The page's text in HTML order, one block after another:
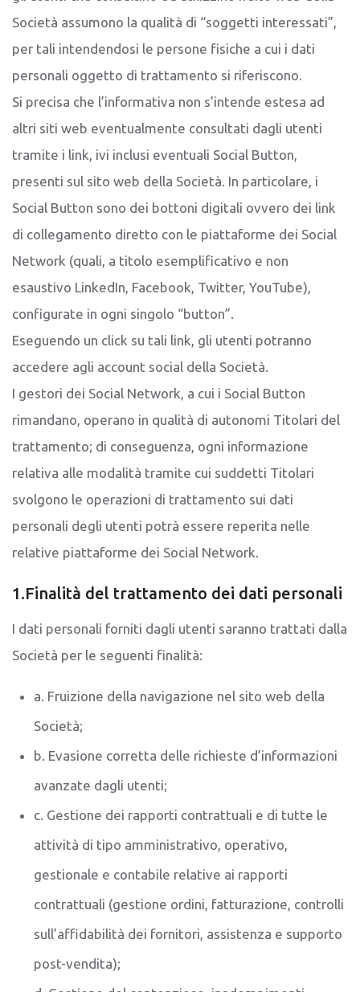
Società assumono la qualità di “soggetti interessati”,
per tali intendendosi le persone fisiche a cui i dati
personali oggetto di trattamento si riferiscono.
Si precisa che l’informativa non s’intende estesa ad
altri siti web eventualmente consultati dagli utenti
tramite i link, ivi inclusi eventuali Social Button,
presenti sul sito web della Società. In particolare, i
Social Button sono dei bottoni digitali ovvero dei link
di collegamento diretto con le piattaforme dei Social
Network (quali, a titolo esemplificativo e non
esaustivo LinkedIn, Facebook, Twitter, YouTube),
configurate in ogni singolo “button”.
Eseguendo un click su tali link, gli utenti potranno
accedere agli account social della Società.
I gestori dei Social Network, a cui i Social Button
rimandano, operano in qualità di autonomi Titolari del
trattamento; di conseguenza, ogni informazione
relativa alle modalità tramite cui suddetti Titolari
svolgono le operazioni di trattamento sui dati
personali degli utenti potrà essere reperita nelle
relative piattaforme dei Social Network.
1.Finalità del trattamento dei dati personali
I dati personali forniti dagli utenti saranno trattati dalla
Società per le seguenti finalità:
a. Fruizione della navigazione nel sito web della
Società;
b. Evasione corretta delle richieste d’informazioni
avanzate dagli utenti;
c. Gestione dei rapporti contrattuali e di tutte le
attività di tipo amministrativo, operativo,
gestionale e contabile relative ai rapporti
contrattuali (gestione ordini, fatturazione, controlli
sull’affidabilità dei fornitori, assistenza e supporto
post-vendita);